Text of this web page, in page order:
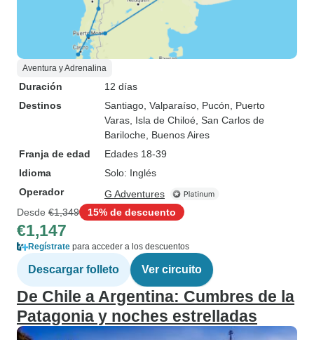
Aventura y Adrenalina
Duración
12 días
Destinos
Santiago , Valparaíso , Pucón , Puerto
Varas , Isla de Chiloé , San Carlos de
Bariloche , Buenos Aires
Franja de edad
Edades 18-39
Idioma
Solo: Inglés
Operador
G Adventures
Desde €1,349 15% de descuento
€1,147
Regístrate para acceder a los descuentos
Descargar folleto Ver circuito
De Chile a Argentina: Cumbres de la
Patagonia y noches estrelladas